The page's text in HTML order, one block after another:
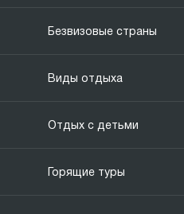
Безвизовые страны
Виды отдыха
Отдых с детьми
Горящие туры